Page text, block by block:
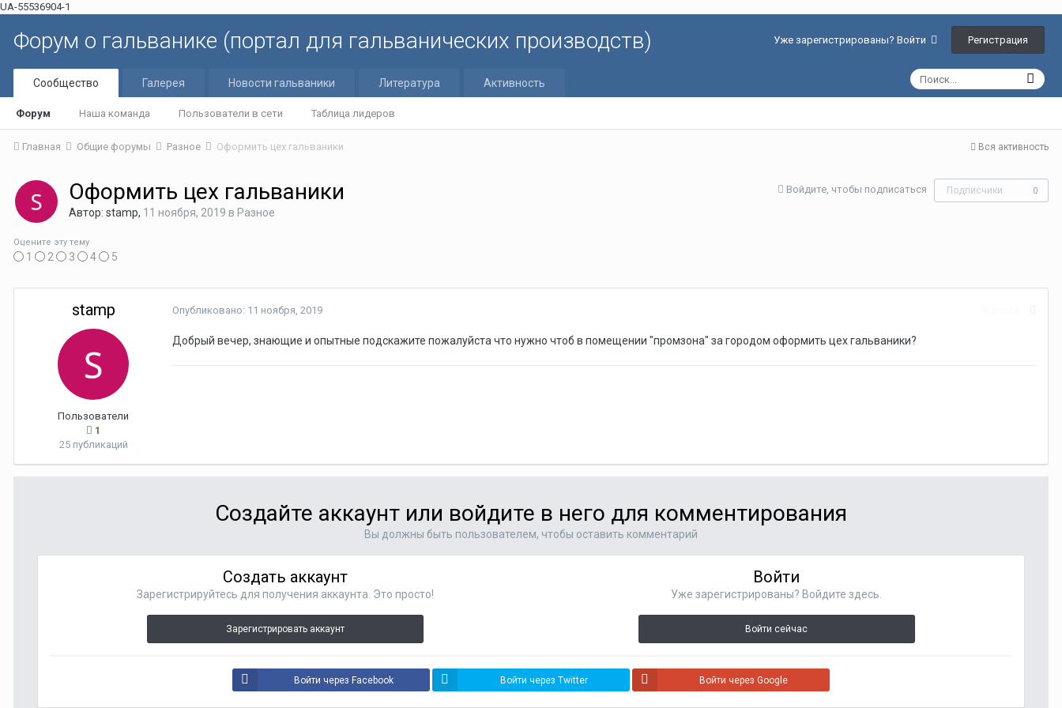
UA-55536904-1
Форум о гальванике (портал для гальванических производств) Уже зарегистрированы? Войти Регистрация
Сообщество
Форум Наша команда Пользователи в сети Таблица лидеров
Галерея Новости гальваники Литература Активность
Вся активность
Главная Общие форумы Разное Оформить цех гальваники
Войдите, чтобы подписаться Подписчики 0
Оформить цех гальваники
Автор: stamp, 11 ноября, 2019 в Разное
Оцените эту тему
1 2 3 4 5
stamp
Пользователи
1
25 публикаций
Опубликовано: 11 ноября, 2019
Добрый вечер, знающие и опытные подскажите пожалуйста что нужно чтоб в помещении "промзона" за городом оформить цех гальваники?
Создайте аккаунт или войдите в него для комментирования
Вы должны быть пользователем, чтобы оставить комментарий
Создать аккаунт
Зарегистрируйтесь для получения аккаунта. Это просто!
Зарегистрировать аккаунт
Войти
Уже зарегистрированы? Войдите здесь.
Войти сейчас
Войти через Facebook Войти через Twitter Войти через Google